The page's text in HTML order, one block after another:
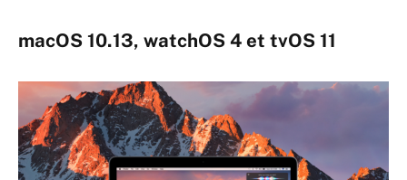
macOS 10.13, watchOS 4 et tvOS 11